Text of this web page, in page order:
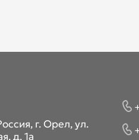
г. Орел, ул.
д. 1а